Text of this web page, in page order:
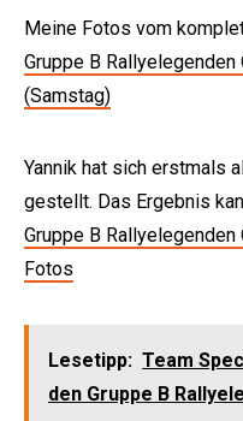
Meine Fotos vom
Gruppe B
(Samstag)
Yannik hat sich erstmals
gestellt. Das Ergebnis
Gruppe B
Fotos
Lesetipp: Team
den Gruppe B